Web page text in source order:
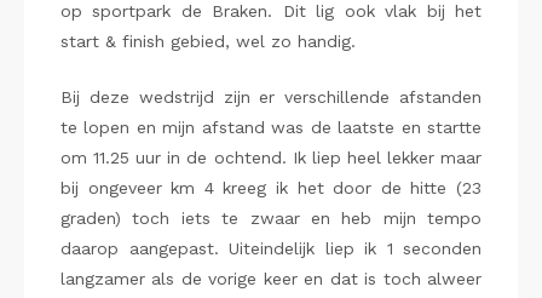
op sportpark de Braken. Dit lig ook vlak bij het
start & finish gebied, wel zo handig.
Bij deze wedstrijd zijn er verschillende afstanden
te lopen en mijn afstand was de laatste en startte
om 11.25 uur in de ochtend. Ik liep heel lekker maar
bij ongeveer km 4 kreeg ik het door de hitte (23
graden) toch iets te zwaar en heb mijn tempo
daarop aangepast. Uiteindelijk liep ik 1 seconden
langzamer als de vorige keer en dat is toch alweer